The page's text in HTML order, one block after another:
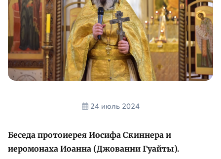
24 июль 2024
Беседа протоиерея Иосифа Скиннера и
иеромонаха Иоанна (Джованни Гуайты).